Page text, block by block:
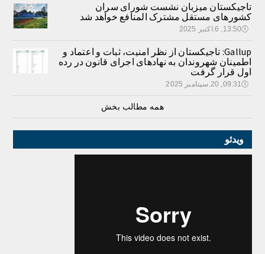
تاجیکستان میزبان نشست شورای سران
کشورهای مستقل مشترک المنافع خواهد شد
🕔13:50, 6.اکتبر 2025
Gallup: تاجیکستان از نظر امنیت، ثبات و اعتماد و
اطمینان شهروندان به نهادهای اجرای قانون در رده
اول قرار گرفت
🕔09:31, 20.سپتامبر 2025
همه مطالب بخش
ویدئو